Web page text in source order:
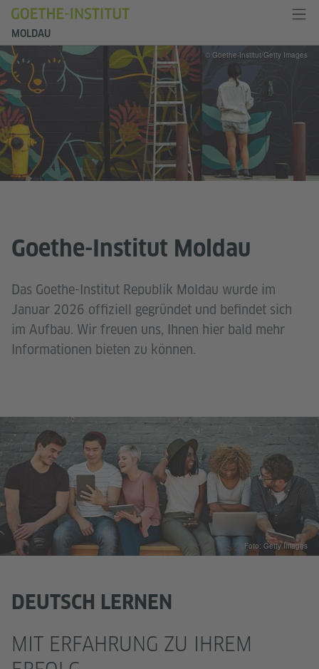
MOLDAU
Goethe-Institut Moldau
Das Goethe-Institut Republik Moldau wurde im
Januar 2026 offiziell gegründet und befindet sich
im Aufbau. Wir freuen uns, Ihnen hier bald mehr
Informationen bieten zu können.
© Goethe-Institut/Getty Images
DEUTSCH LERNEN
MIT ERFAHRUNG ZU IHREM
Foto: Getty Images